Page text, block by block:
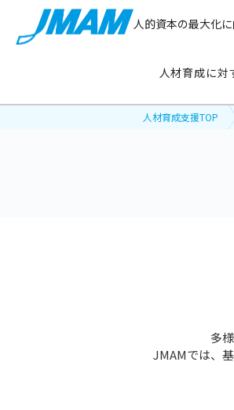
人的資本の最大化
人材育成に対
次世代リーダー育成
人材育成支援TOP
多
JMAMでは、